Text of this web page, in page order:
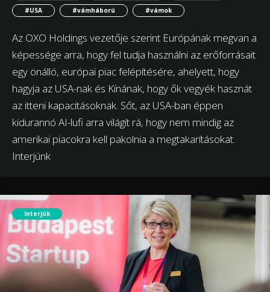
#USA
#vámháború #vámok
Az OXO Holdings vezetője szerint Európának megvan a
képessége arra, hogy fel tudja használni az erőforrásait
egy önálló, európai piac felépítésére, ahelyett, hogy
hagyja az USA-nak és Kínának, hogy ők vegyék hasznát
az itteni kapacitásoknak. Sőt, az USA-ban éppen
kidurannó AI-lufi arra világít rá, hogy nem mindig az
amerikai piacokra kell pakolnia a megtakarításokat.
Interjúnk
Interjúk